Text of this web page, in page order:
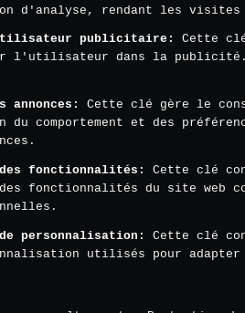
d'analyse, rendant les visites
utilisateur publicitaire :
Cette
l'utilisateur dans la
annonces :
Cette clé gère le
du comportement et des
fonctionnalités :
Cette clé
des fonctionnalités du site web
personnalisation :
Cette clé
utilisés pour